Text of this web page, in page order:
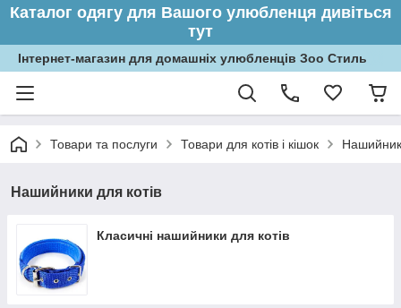
Каталог одягу для Вашого улюбленця дивіться
тут
Інтернет-магазин для домашніх улюбленців Зоо Стиль
Товари та послуги Товари для котів і кішок
Нашийники для котів
Класичні нашийники для котів